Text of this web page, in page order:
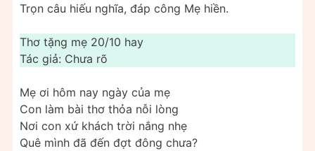
Trọn câu hiếu nghĩa, đáp công Mẹ hiền.
Thơ tặng mẹ 20/10 hay
Tác giả: Chưa rõ
Mẹ ơi hôm nay ngày của mẹ
Con làm bài thơ thỏa nỗi lòng
Nơi con xứ khách trời nắng nhẹ
Quê mình đã đến đợt đông chưa?